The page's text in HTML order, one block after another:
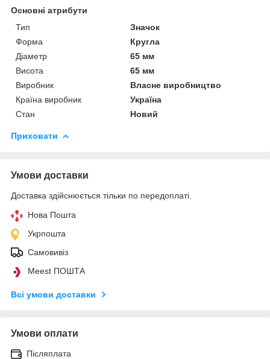
Основні атрибути
Тип
Значок
Форма
Кругла
Діаметр
65 мм
Висота
65 мм
Виробник
Власне виробництво
Країна виробник
Україна
Стан
Новий
Приховати
Умови доставки
Доставка здійснюється тільки по передоплаті.
Нова Пошта
Укрпошта
Самовивіз
Meest ПОШТА
Всі умови доставки
Умови оплати
Післяплата